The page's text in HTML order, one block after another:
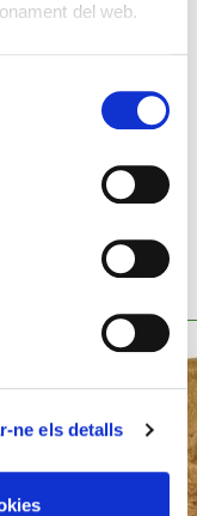
del web.
ne els detalls